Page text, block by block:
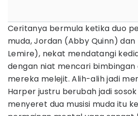
Ceritanya bermula ketika duo
muda, Jordan (Abby Quinn) dan
Lemire), nekat mendatangi
dengan niat mencari
mereka melejit. Alih-alih jadi
Harper justru berubah jadi
menyeret dua musisi muda itu